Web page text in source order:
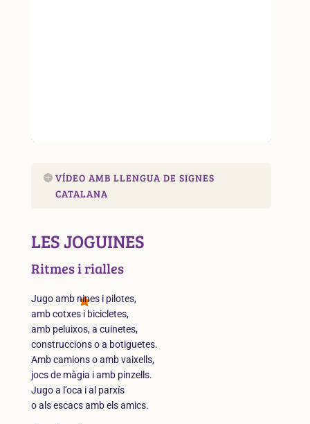
VÍDEO AMB LLENGUA DE SIGNES
CATALANA
LES JOGUINES
Ritmes i rialles
Jugo amb nines i pilotes,
amb cotxes i bicicletes,
amb peluixos, a cuinetes,
construccions o a botiguetes.
Amb camions o amb vaixells,
jocs de màgia i amb pinzells.
Jugo a l’oca i al parxís
o als escacs amb els amics.